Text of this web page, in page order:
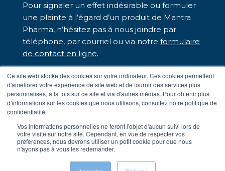
Ce site web stocke des cookies sur votre ordinateur. Ces cookies permettent
d'améliorer votre expérience de site web et de fournir des services plus
personnalisés, à la fois sur ce site et via d'autres médias. Pour obtenir plus
d'informations sur les cookies que nous utilisons, consultez notre politique de
confidentialité.
Vos informations personnelles ne feront l'objet d'aucun suivi lors de
votre visite sur notre site. Cependant, en vue de respecter vos
préférences, nous devrons utiliser un petit cookie pour que nous
n'ayons pas à vous les redemander.
Pour signaler un effet indésirable ou formuler
une plainte à l’égard d’un produit de Mantra
Pharma, n’hésitez pas à nous joindre par
téléphone, par courriel ou via notre formulaire
de contact en ligne.
Nous sommes là pour vous assister.
– Téléphone sans frais : 1 833 248-7326
– Par courriel :medinfo@mantrapharma.ca
Conditions d’utilisation
Politique de confidentialité